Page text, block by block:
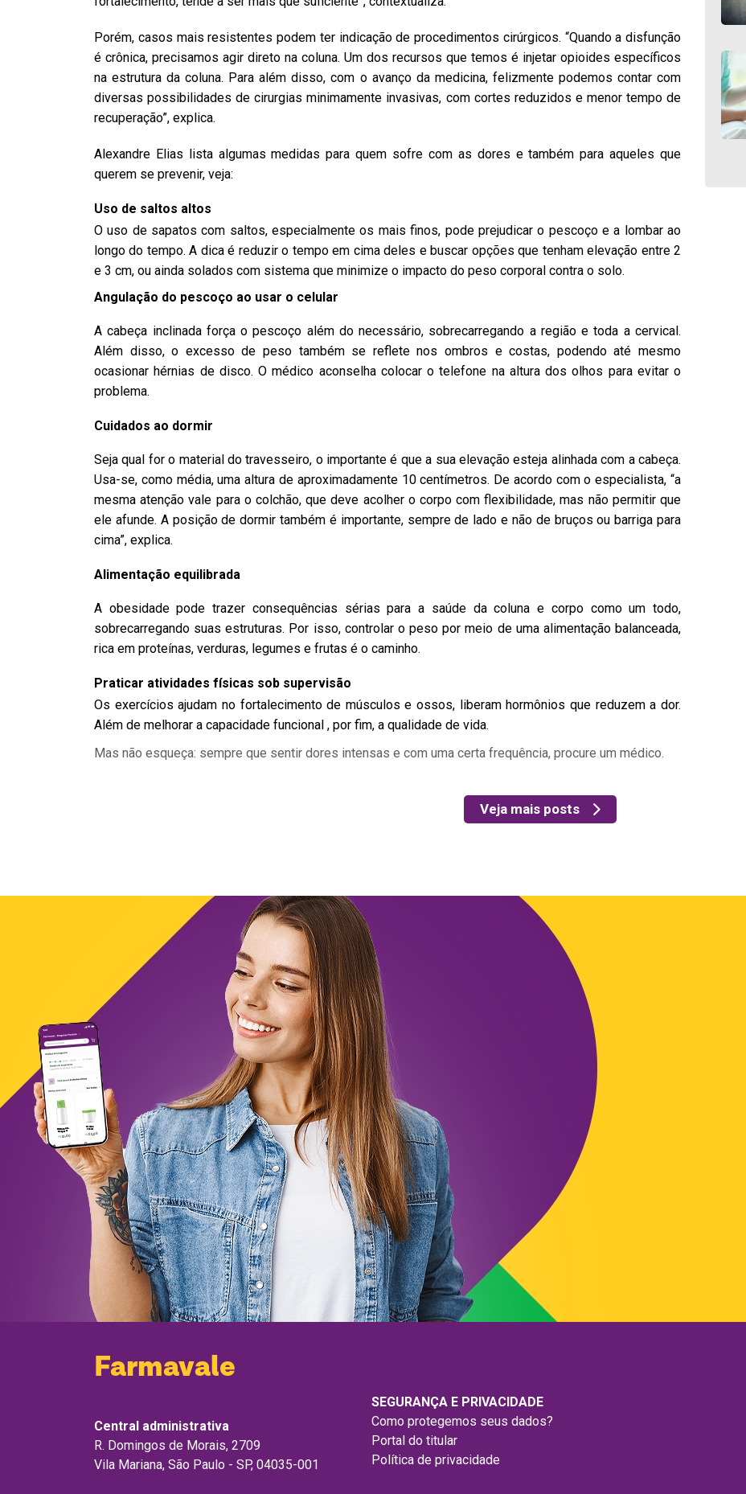
Porém, casos mais resistentes podem ter indicação de procedimentos cirúrgicos. “Quando a disfunção
é crônica, precisamos agir direto na coluna. Um dos recursos que temos é injetar opioides específicos
na estrutura da coluna. Para além disso, com o avanço da medicina, felizmente podemos contar com
diversas possibilidades de cirurgias minimamente invasivas, com cortes reduzidos e menor tempo de
recuperação”, explica.
Alexandre Elias lista algumas medidas para quem sofre com as dores e também para aqueles que
querem se prevenir, veja:
Uso de saltos altos
O uso de sapatos com saltos, especialmente os mais finos, pode prejudicar o pescoço e a lombar ao
longo do tempo. A dica é reduzir o tempo em cima deles e buscar opções que tenham elevação entre 2
e 3 cm, ou ainda solados com sistema que minimize o impacto do peso corporal contra o solo.
Angulação do pescoço ao usar o celular
A cabeça inclinada força o pescoço além do necessário, sobrecarregando a região e toda a cervical.
Além disso, o excesso de peso também se reflete nos ombros e costas, podendo até mesmo
ocasionar hérnias de disco. O médico aconselha colocar o telefone na altura dos olhos para evitar o
problema.
Cuidados ao dormir
Seja qual for o material do travesseiro, o importante é que a sua elevação esteja alinhada com a cabeça.
Usa-se, como média, uma altura de aproximadamente 10 centímetros. De acordo com o especialista, “a
mesma atenção vale para o colchão, que deve acolher o corpo com flexibilidade, mas não permitir que
ele afunde. A posição de dormir também é importante, sempre de lado e não de bruços ou barriga para
cima”, explica.
Alimentação equilibrada
A obesidade pode trazer consequências sérias para a saúde da coluna e corpo como um todo,
sobrecarregando suas estruturas. Por isso, controlar o peso por meio de uma alimentação balanceada,
rica em proteínas, verduras, legumes e frutas é o caminho.
Praticar atividades físicas sob supervisão
Os exercícios ajudam no fortalecimento de músculos e ossos, liberam hormônios que reduzem a dor.
Além de melhorar a capacidade funcional , por fim, a qualidade de vida.
Mas não esqueça: sempre que sentir dores intensas e com uma certa frequência, procure um médico.
Veja mais posts
Farmavale
Central administrativa
R. Domingos de Morais, 2709
Vila Mariana, São Paulo - SP, 04035-001
SEGURANÇA E PRIVACIDADE
Como protegemos seus dados?
Portal do titular
Política de privacidade